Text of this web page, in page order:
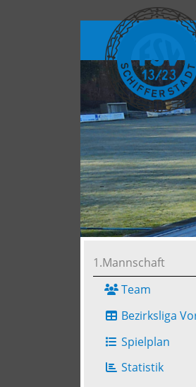
1.Mannschaft
Team
Bezirksliga
Spielplan
Statistik